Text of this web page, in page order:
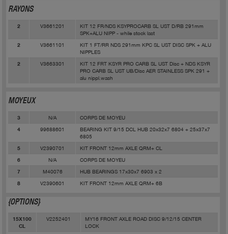
RAYONS
2 V3661201
KIT 12 FR/NDS KSYPROCARB SL UST D/RB 291mm
SPK+ALU NIPP - while stock last
2 V3661101
KIT 1 FT/RR NDS 291mm KPC SL UST DISC SPK + ALU
NIPPLES
2 V3663301
KIT 12 FRT KSYR PRO CARB SL UST Disc + NDS KSYR
PRO CARB SL UST UB/Disc AER STAINLESS SPK 291 +
alu nippl.wash
MOYEUX
3 N/A CORPS DE MOYEU
4 99688601
BEARING KIT 9/15 DCL HUB 20x32x7 6804 + 25x37x7
6805
5 V2390701 KIT FRONT 12mm AXLE QRM+ CL
6 N/A CORPS DE MOYEU
7 M40076 HUB BEARINGS 17x30x7 6903 x 2
8 V2390601 KIT FRONT 12mm AXLE QRM+ 6B
{OPTIONS}
15X100
CL
V2252401
MY16 FRONT AXLE ROAD DISC 9/12/15 CENTER
LOCK